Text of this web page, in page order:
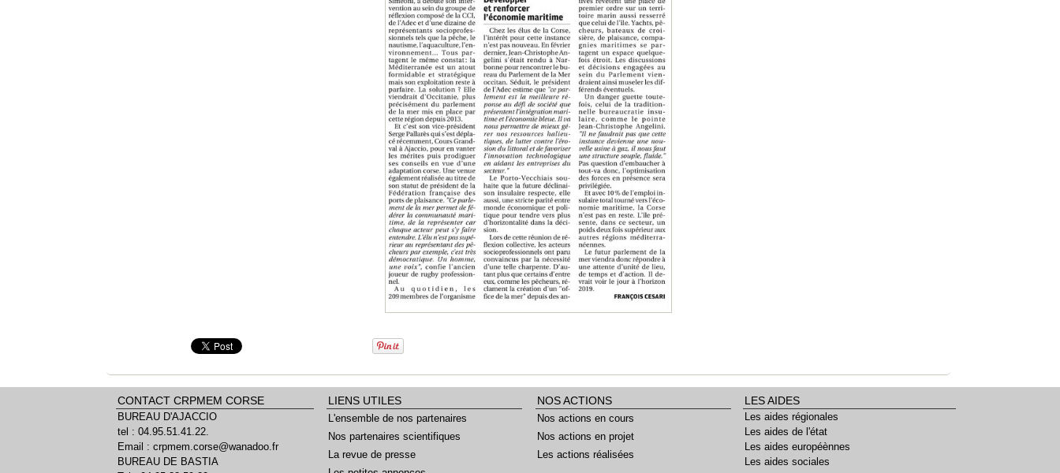
CONTACT CRPMEM CORSE
BUREAU D'AJACCIO
tel : 04.95.51.41.22.
Email : crpmem.corse@wanadoo.fr
BUREAU DE BASTIA
LIENS UTILES
L'ensemble de nos partenaires
Nos partenaires scientifiques
La revue de presse
NOS ACTIONS
Nos actions en cours
Nos actions en projet
Les actions réalisées
LES AIDES
Les aides régionales
Les aides de l'état
Les aides européènnes
Les aides sociales